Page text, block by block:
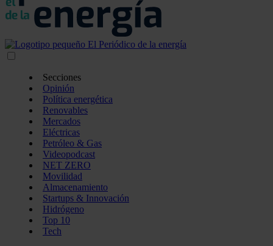
Secciones
Opinión
Política energética
Renovables
Mercados
Eléctricas
Petróleo & Gas
Videopodcast
NET ZERO
Movilidad
Almacenamiento
Startups & Innovación
Hidrógeno
Top 10
Tech